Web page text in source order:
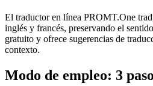
El traductor en línea PROMT.One
inglés y francés, preservando el
gratuito y ofrece sugerencias de
contexto.
Modo de empleo: 3